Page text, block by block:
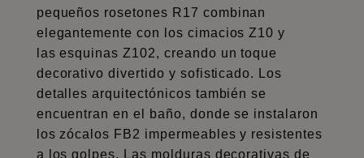
pequeños rosetones R17 combinan
elegantemente con los cimacios Z10 y
lasesquinas Z102, creando un toque
decorativo divertido y sofisticado. Los
detalles arquitectónicos también se
encuentran en el baño, donde se instalaron
los zócalos FB2 impermeables y resistentes
a los golpes. Las molduras decorativas de